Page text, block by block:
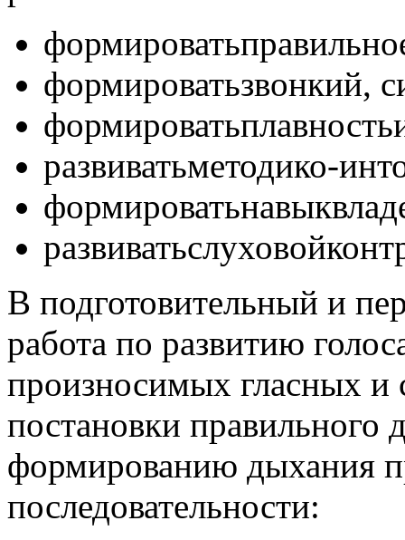
формироватьзвонкий,
развиватьметодико-
В подготовительный и
работа по развитию
произносимых гласных и
постановки правильного
формированию дыхания
последовательности: